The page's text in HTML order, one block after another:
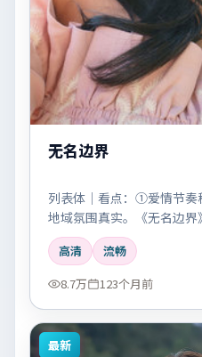
无名边界
列表体｜看点：①爱情节
地域氛围真实。《无名边界
高清
流畅
8.7万
123个月前
最新